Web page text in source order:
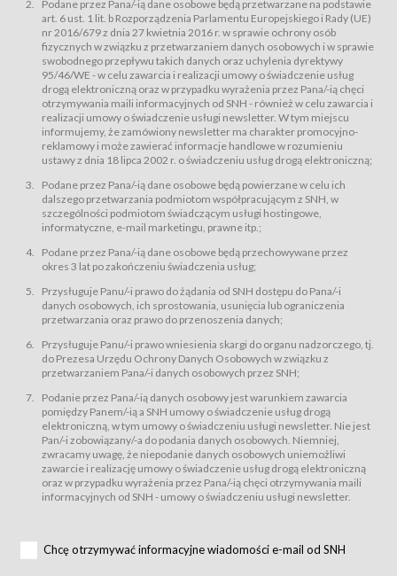
Sklep – sklep internetowy prowadzony przez Usługodawcę w Serwisie;
Regulamin – niniejszy regulamin.
§ 2
Postanowienia ogólne
Regulamin określa zasady:
świadczenia Usługobiorcom Usług przez Usługodawcę, z
zastrzeżeniem usług, o których mowa w ust. 2 pkt. 4 i 5 poniżej, których
zasady świadczenia precyzują odrębne regulaminy,
przetwarzania przez Usługodawcę danych osobowych Usługobiorców
będących osobami fizycznymi.
świadczy Usługi drogą elektroniczną w rozumieniu ustawy z dnia 18 lipca
2002 r. o świadczeniu usług drogą elektroniczną (Dz.U. z 2002 r., Nr 144, poz.
1204, z późń. zm.). Usługi świadczone są nieodpłatnie.
usługę przeglądania i odczytywania przez Usługobiorców materiałów
zamieszczanych w Serwisie,
usługę utrzymywania konta użytkownika w Serwisie,
usługę newsletter,
usługę zawierania na odległość umów nabycia Karnetów i Biletów,
usługę zawierania na odległość umów sprzedaży w Sklepie.
dnia 18 lipca 2002 r. o świadczeniu usług drogą elektroniczną (Dz.U. z 2002
r., Nr 144, poz. 1204, z późń. zm.). Usługi świadczone są nieodpłatnie.
Na zasadach określonych w Regulaminie dostęp do Serwisu jest otwarty dla
Usługobiorca przed rozpoczęciem korzystania z Serwisu jest zobowiązany
zapoznać się z Regulaminem. Założenie konta w Serwisie oraz zamówienie
usługi newsletter za pośrednictwem przeznaczonego do tego formularza
zamieszczonego na stronach Serwisu dostępnych dla wszystkich
Usługobiorców wymaga akceptacji postanowień Regulaminu.
Usługobiorca zobowiązany jest do przestrzegania postanowień Regulaminu
od chwili rozpoczęcia korzystania z Serwisu.
Regulamin jest udostępniony Usługobiorcom nieodpłatnie za
Warunki techniczne korzystania z Usług
Podane przez Pana/-ią dane osobowe będą przetwarzane na podstawie
art. 6 ust. 1 lit. b Rozporządzenia Parlamentu Europejskiego i Rady (UE)
nr 2016/679 z dnia 27 kwietnia 2016 r. w sprawie ochrony osób
fizycznych w związku z przetwarzaniem danych osobowych i w sprawie
swobodnego przepływu takich danych oraz uchylenia dyrektywy
95/46/WE - w celu zawarcia i realizacji umowy o świadczenie usług
drogą elektroniczną oraz w przypadku wyrażenia przez Pana/-ią chęci
otrzymywania maili informacyjnych od SNH - również w celu zawarcia i
realizacji umowy o świadczenie usługi newsletter. W tym miejscu
informujemy, że zamówiony newsletter ma charakter promocyjno-
reklamowy i może zawierać informacje handlowe w rozumieniu
ustawy z dnia 18 lipca 2002 r. o świadczeniu usług drogą elektroniczną;
Podane przez Pana/-ią dane osobowe będą powierzane w celu ich
dalszego przetwarzania podmiotom współpracującym z SNH, w
szczególności podmiotom świadczącym usługi hostingowe,
informatyczne, e-mail marketingu, prawne itp.;
Podane przez Pana/-ią dane osobowe będą przechowywane przez
okres 3 lat po zakończeniu świadczenia usług;
Przysługuje Panu/-i prawo do żądania od SNH dostępu do Pana/-i
danych osobowych, ich sprostowania, usunięcia lub ograniczenia
przetwarzania oraz prawo do przenoszenia danych;
Przysługuje Panu/-i prawo wniesienia skargi do organu nadzorczego, tj.
do Prezesa Urzędu Ochrony Danych Osobowych w związku z
przetwarzaniem Pana/-i danych osobowych przez SNH;
Podanie przez Pana/-ią danych osobowy jest warunkiem zawarcia
pomiędzy Panem/-ią a SNH umowy o świadczenie usług drogą
elektroniczną, w tym umowy o świadczeniu usługi newsletter. Nie jest
Pan/-i zobowiązany/-a do podania danych osobowych. Niemniej,
zwracamy uwagę, że niepodanie danych osobowych uniemożliwi
zawarcie i realizację umowy o świadczenie usług drogą elektroniczną
oraz w przypadku wyrażenia przez Pana/-ią chęci otrzymywania maili
informacyjnych od SNH - umowy o świadczeniu usługi newsletter.
Chcę otrzymywać informacyjne wiadomości e-mail od SNH